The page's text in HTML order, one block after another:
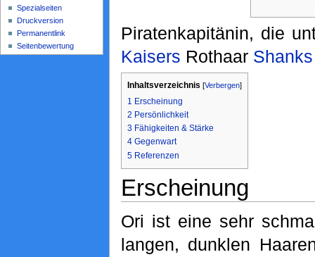
Piratenkapitänin, die
Kaisers Rothaar Shanks
Inhaltsverzeichnis [Verbergen]
1 Erscheinung
2 Persönlichkeit
3 Fähigkeiten & Stärke
4 Gegenwart
5 Referenzen
Erscheinung
Ori ist eine sehr
langen, dunklen
Spezialseiten
Druckversion
Permanentlink
Seitenbewertung